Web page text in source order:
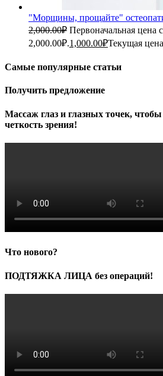
"Морщины, прощайте"
2,000.00₽ Первоначальная цена
2,000.00₽.1,000.00₽Текущая
Самые популярные статьи
Получить предложение
Массаж глаз и глазных точек, чтобы
четкость зрения!
Что нового?
ПОДТЯЖКА ЛИЦА без операций!